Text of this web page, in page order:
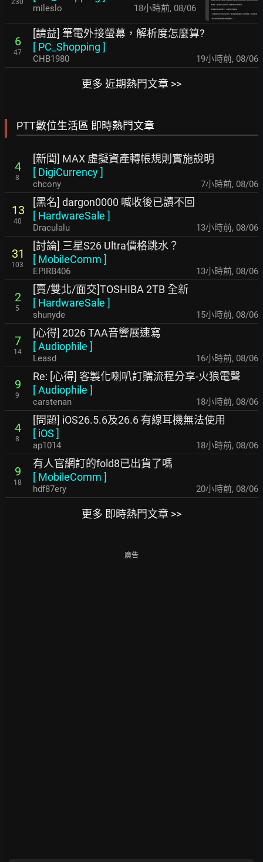
mileslo 18小時前, 08/06
6
47
[請益] 筆電外接螢幕，解析度怎麼算?
[ PC_Shopping ]
CHB1980 19小時前, 08/06
更多 近期熱門文章 >>
PTT數位生活區 即時熱門文章
4
8
[新聞] MAX 虛擬資產轉帳規則實施說明
[ DigiCurrency]
chcony 7小時前, 08/06
13
40
[黑名] dargon0000 喊收後已讀不回
[ HardwareSale ]
Draculalu 13小時前, 08/06
31
103
[討論] 三星S26 Ultra價格跳水？
[ MobileComm ]
EPIRB406 13小時前, 08/06
2
5
[賣/雙北/面交]TOSHIBA 2TB 全新
[ HardwareSale ]
shunyde 15小時前, 08/06
7
14
[心得] 2026 TAA音響展速寫
[Audiophile ]
Leasd 16小時前, 08/06
9
9
Re: [心得] 客製化喇叭訂購流程分享-火狼電聲
[Audiophile ]
carstenan 18小時前, 08/06
4
8
[問題] iOS26.5.6及26.6 有線耳機無法使用
[ iOS ]
ap1014 18小時前, 08/06
9
18
有人官網訂的fold8已出貨了嗎
[ MobileComm ]
hdf87ery 20小時前, 08/06
更多 即時熱門文章 >>
廣告